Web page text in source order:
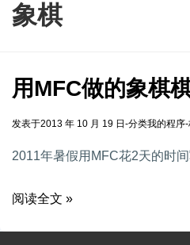
象棋
用MFC做的象棋
发表于2013 年 10 月 19 日 -分类我的程序-
2011年暑假用MFC花2天的时
阅读全文 »